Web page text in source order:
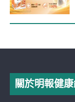
關於明報健